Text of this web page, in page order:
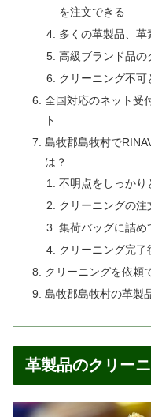
を注文できる
多くの革製品、革
高級ブランド品の
クリーニング不可
全国対応のネット受
ト
島牧郡島牧村で
は？
不明点をしっかり
クリーニングの注
集荷バッグに詰め
クリーニング完了
クリーニングを依頼
島牧郡島牧村の革製
革製品のクリー